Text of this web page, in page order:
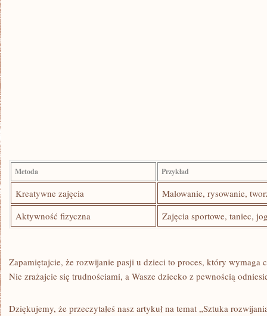
Metoda Przykład
Kreatywne ‌zajęcia
Malowanie, rysowanie,
Aktywność ⁢fizyczna
Zajęcia ‌sportowe, taniec,
Zapamiętajcie,⁤ że rozwijanie pasji‌ u⁤ dzieci to proces, który wymaga
Nie zrażajcie się trudnościami,⁢ a Wasze dziecko z pewnością
Dziękujemy, że ‍przeczytałeś nasz artykuł na temat „Sztuka